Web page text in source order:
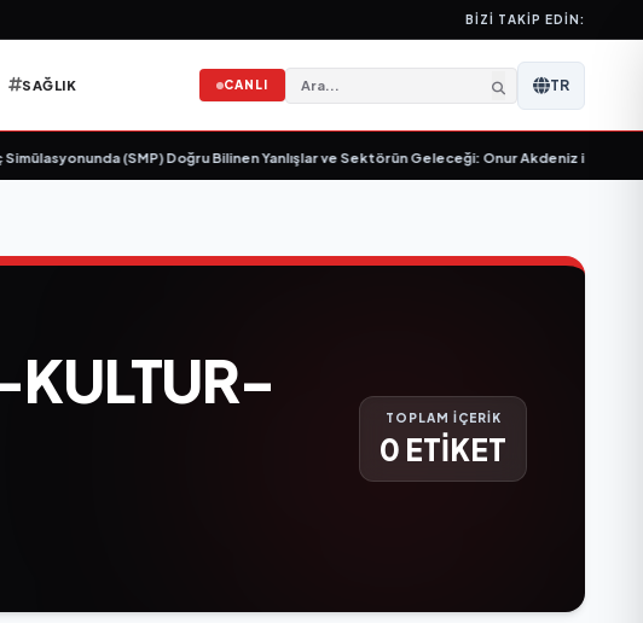
BIZI TAKIP EDIN:
SAĞLIK CANLI TR
(SMP) Doğru Bilinen Yanlışlar ve Sektörün Geleceği: Onur Akdeniz ile Özel
TOPLAM İÇERİK
0 ETİKET